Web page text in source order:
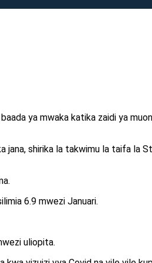
ya mwaka katika zaidi ya
jana, shirika la takwimu la taifa la
6.9 mwezi Januari.
uliopita.